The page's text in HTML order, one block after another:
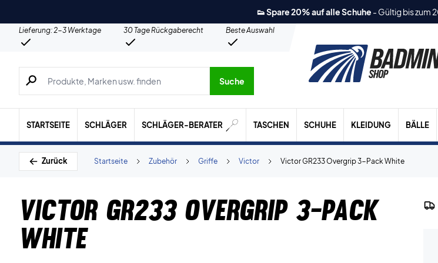
👟 Spare 20% auf alle Schuhe - Gültig bis zum
Lieferung: 2-3 Werktage 30 Tage Rückgaberecht
Beste Auswahl
Suche nach Produkten, Marken usw.
Suche
STARTSEITE SCHLÄGER SCHLÄGER-BERATER TASCHEN SCHUHE KLEIDUNG BÄLLE
Zurück Victor GR233 Overgrip 3-Pack White
Victor
Griffe
Zubehör
Startseite
Victor GR233 Overgrip 3-Pack
White